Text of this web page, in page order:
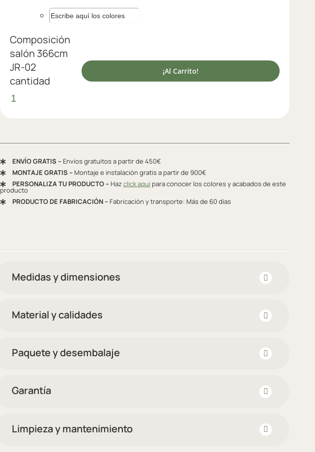
Composición
salón 366cm
JR-02
cantidad
¡Al Carrito!
ENVÍO GRATIS – Envíos gratuitos a partir de 450€
MONTAJE GRATIS – Montaje e instalación gratis a partir de 900€
PERSONALIZA TU PRODUCTO – Hazclick aqui para conocer los colores y acabados de este
producto
PRODUCTO DE FABRICACIÓN – Fabricación y transporte: Más de 60 días
Medidas y dimensiones
Material y calidades
Paquete y desembalaje
Garantía
Limpieza y mantenimiento